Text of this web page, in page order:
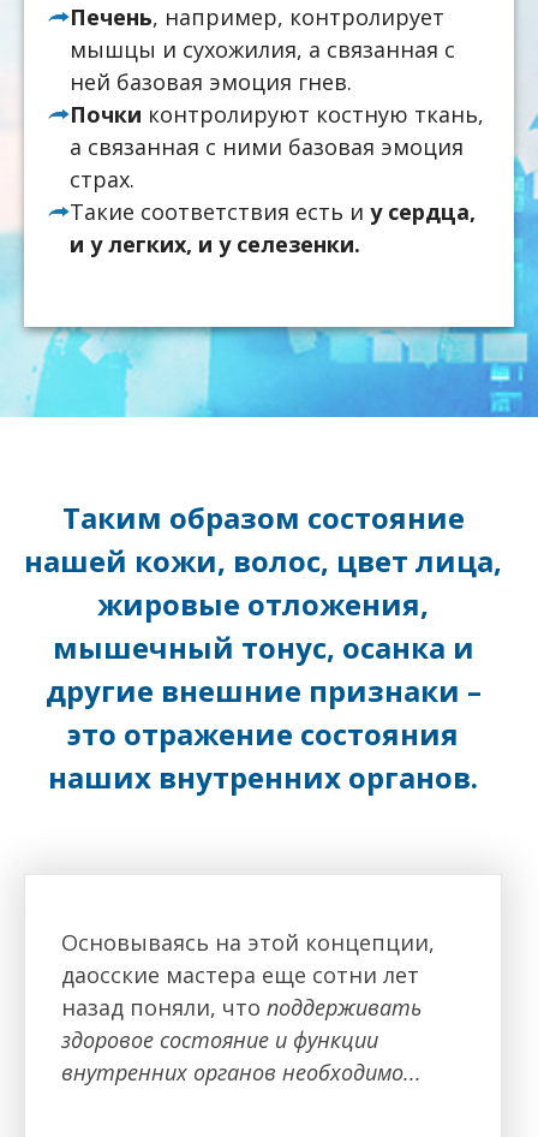
Печень, например, контролирует
мышцы и сухожилия, а связанная с
ней базовая эмоция гнев.
Почки контролируют костную ткань,
а связанная с ними базовая эмоция
страх.
Такие соответствия есть и у сердца,
и у легких, и у селезенки.
Таким образом состояние
нашей кожи, волос, цвет лица,
жировые отложения,
мышечный тонус, осанка и
другие внешние признаки –
это отражение состояния
наших внутренних органов.
Основываясь на этой концепции,
даосские мастера еще сотни лет
назад поняли, что поддерживать
здоровое состояние и функции
внутренних органов необходимо...